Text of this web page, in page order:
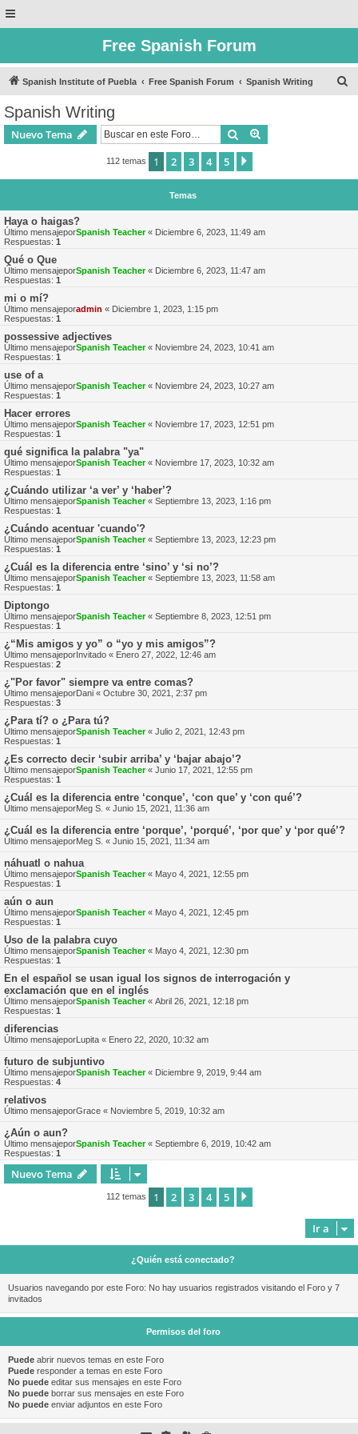
Free Spanish Forum
Spanish Institute of Puebla Free Spanish Forum Spanish Writing
Spanish Writing
Nuevo Tema Buscar
112 temas 1 2 3 4 5
Temas
Haya o haigas?
Último mensajeporSpanish Teacher« Diciembre 6, 2023, 11:49 am
Respuestas: 1
Qué o Que
Último mensajeporSpanish Teacher« Diciembre 6, 2023, 11:47 am
Respuestas: 1
mi o mí?
Último mensajeporadmin « Diciembre 1, 2023, 1:15 pm
Respuestas: 1
possessive adjectives
Último mensajeporSpanish Teacher« Noviembre 24, 2023, 10:41 am
Respuestas: 1
use of a
Último mensajeporSpanish Teacher« Noviembre 24, 2023, 10:27 am
Respuestas: 1
Hacer errores
Último mensajeporSpanish Teacher« Noviembre 17, 2023, 12:51 pm
Respuestas: 1
qué significa la palabra "ya"
Último mensajeporSpanish Teacher« Noviembre 17, 2023, 10:32 am
Respuestas: 1
¿Cuándo utilizar ‘a ver’ y ‘haber’?
Último mensajeporSpanish Teacher« Septiembre 13, 2023, 1:16 pm
Respuestas: 1
¿Cuándo acentuar 'cuando'?
Último mensajeporSpanish Teacher« Septiembre 13, 2023, 12:23 pm
Respuestas: 1
¿Cuál es la diferencia entre ‘sino’ y ‘si no’?
Último mensajeporSpanish Teacher« Septiembre 13, 2023, 11:58 am
Respuestas: 1
Diptongo
Último mensajeporSpanish Teacher« Septiembre 8, 2023, 12:51 pm
Respuestas: 1
¿“Mis amigos y yo” o “yo y mis amigos”?
Último mensajeporInvitado « Enero 27, 2022, 12:46 am
Respuestas: 2
¿"Por favor" siempre va entre comas?
Último mensajeporDani « Octubre 30, 2021, 2:37 pm
Respuestas: 3
¿Para tí? o ¿Para tú?
Último mensajeporSpanish Teacher« Julio 2, 2021, 12:43 pm
Respuestas: 1
¿Es correcto decir ‘subir arriba’ y ‘bajar abajo’?
Último mensajeporSpanish Teacher« Junio 17, 2021, 12:55 pm
Respuestas: 1
¿Cuál es la diferencia entre ‘conque’, ‘con que’ y ‘con qué’?
Último mensajeporMeg S. « Junio 15, 2021, 11:36 am
¿Cuál es la diferencia entre ‘porque’, ‘porqué’, ‘por que’ y ‘por qué’?
Último mensajeporMeg S. « Junio 15, 2021, 11:34 am
náhuatl o nahua
Último mensajeporSpanish Teacher« Mayo 4, 2021, 12:55 pm
Respuestas: 1
aún o aun
Último mensajeporSpanish Teacher« Mayo 4, 2021, 12:45 pm
Respuestas: 1
Uso de la palabra cuyo
Último mensajeporSpanish Teacher« Mayo 4, 2021, 12:30 pm
Respuestas: 1
En el español se usan igual los signos de interrogación y
exclamación que en el inglés
Último mensajeporSpanish Teacher« Abril 26, 2021, 12:18 pm
Respuestas: 1
diferencias
Último mensajeporLupita « Enero 22, 2020, 10:32 am
futuro de subjuntivo
Último mensajeporSpanish Teacher« Diciembre 9, 2019, 9:44 am
Respuestas: 4
relativos
Último mensajeporGrace « Noviembre 5, 2019, 10:32 am
¿Aún o aun?
Último mensajeporSpanish Teacher« Septiembre 6, 2019, 10:42 am
Respuestas: 1
Nuevo Tema
112 temas 1 2 3 4 5
Ir a
¿Quién está conectado?
Usuarios navegando por este Foro: No hay usuarios registrados visitando el Foro y 7
invitados
Permisos del foro
Puede abrir nuevos temas en este Foro
Puede responder a temas en este Foro
No puede editar sus mensajes en este Foro
No puede borrar sus mensajes en este Foro
No puede enviar adjuntos en este Foro